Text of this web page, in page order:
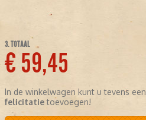
3. TOTAAL
€ 59,45
In de winkelwagen kunt u tevens een
felicitatietoevoegen!